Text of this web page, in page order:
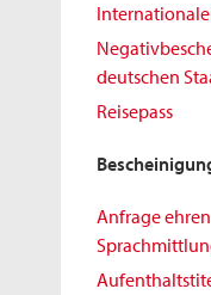
deutschen
Reisepass
Anfrage